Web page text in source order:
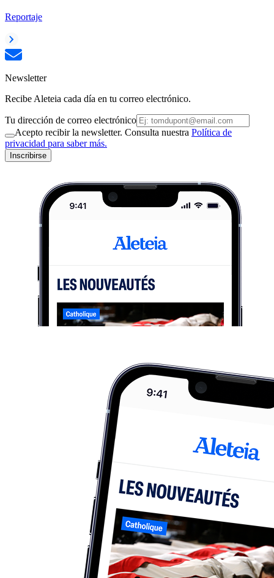
Reportaje
Newsletter
Recibe Aleteia cada día en tu correo electrónico.
Tu dirección de correo electrónico
Acepto recibir la newsletter. Consulta nuestra Política de
privacidad para saber más.
Inscribirse